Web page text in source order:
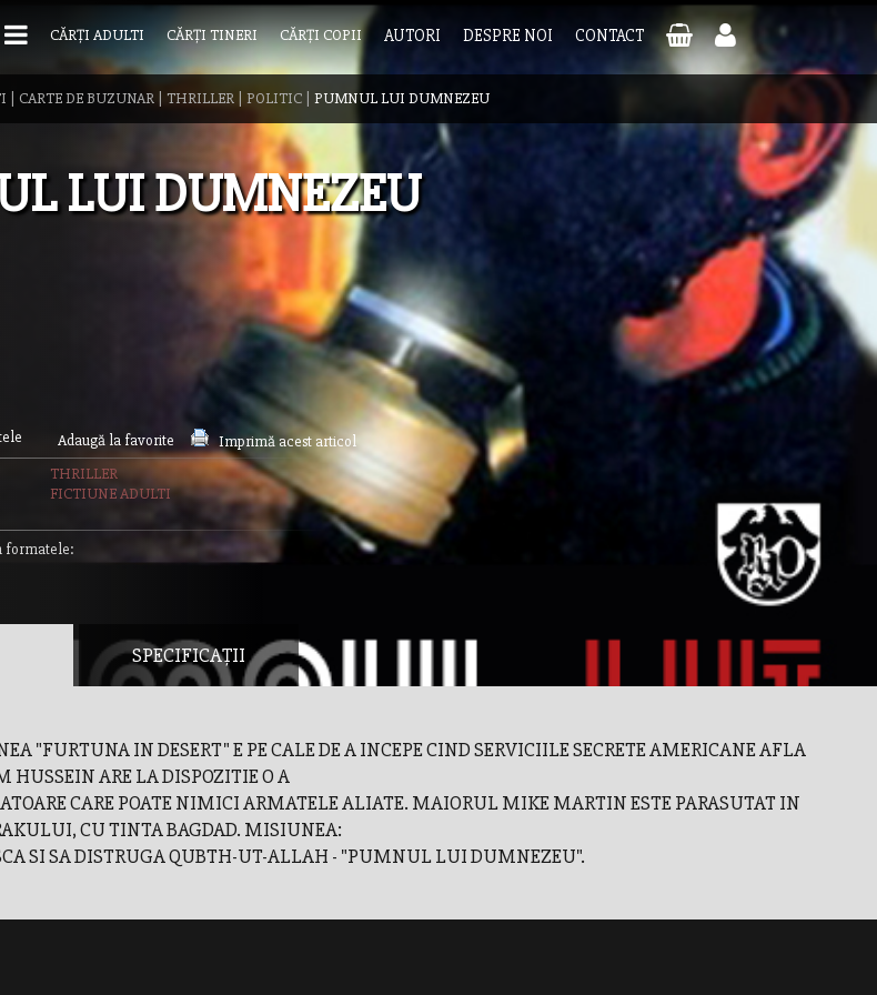
CĂRȚI ADULTI CĂRȚI TINERI CĂRȚI COPII AUTORI DESPRE NOI CONTACT
CARTE DE BUZUNAR| THRILLER| POLITIC| PUMNUL LUI DUMNEZEU
LUI DUMNEZEU
Adaugă la favorite
Imprimă acest articol
THRILLER
FICTIUNE ADULTI
formatele:
SPECIFICAȚII
"FURTUNA IN DESERT" E PE CALE DE A INCEPE CIND SERVICIILE SECRETE AMERICANE AFLA
HUSSEIN ARE LA DISPOZITIE O A
CARE POATE NIMICI ARMATELE ALIATE. MAIORUL MIKE MARTIN ESTE PARASUTAT IN
CU TINTA BAGDAD. MISIUNEA:
SI SA DISTRUGA QUBTH-UT-ALLAH - "PUMNUL LUI DUMNEZEU".